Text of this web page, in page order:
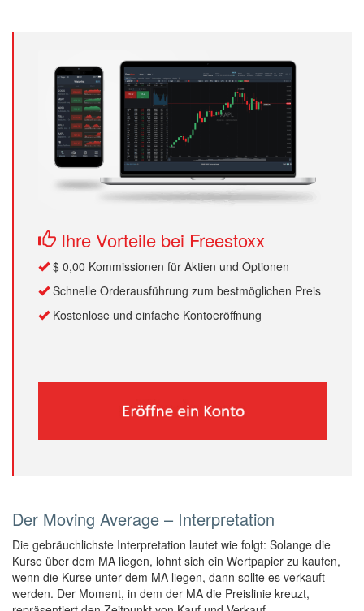
Ihre Vorteile bei Freestoxx
$ 0,00 Kommissionen für Aktien und Optionen
Schnelle Orderausführung zum bestmöglichen Preis
Kostenlose und einfache Kontoeröffnung
Der Moving Average – Interpretation
Die gebräuchlichste Interpretation lautet wie folgt: Solange die
Kurse über dem MA liegen, lohnt sich ein Wertpapier zu kaufen,
wenn die Kurse unter dem MA liegen, dann sollte es verkauft
werden. Der Moment, in dem der MA die Preislinie kreuzt,